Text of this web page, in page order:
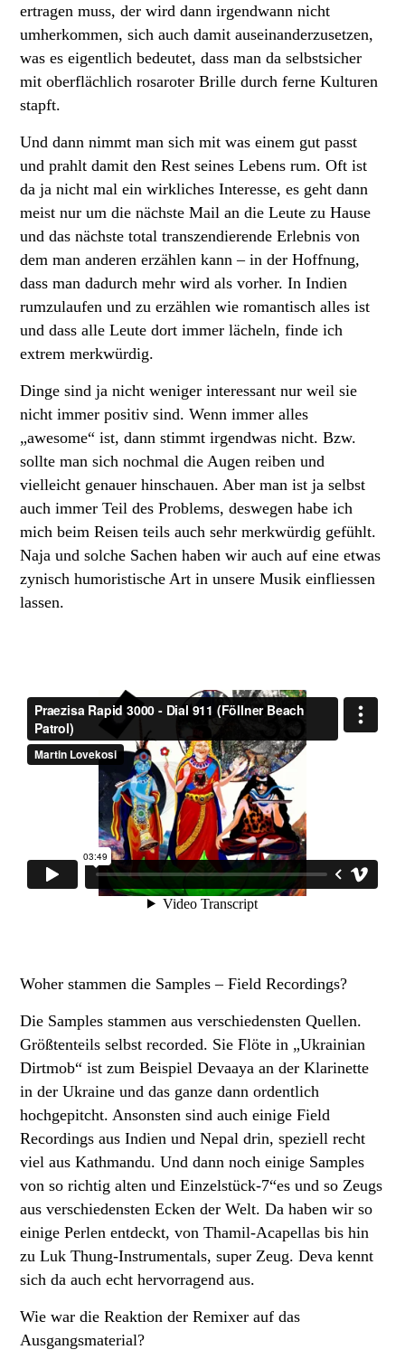
ertragen muss, der wird dann irgendwann nicht
umherkommen, sich auch damit auseinanderzusetzen,
was es eigentlich bedeutet, dass man da selbstsicher
mit oberflächlich rosaroter Brille durch ferne Kulturen
stapft.
Und dann nimmt man sich mit was einem gut passt
und prahlt damit den Rest seines Lebens rum. Oft ist
da ja nicht mal ein wirkliches Interesse, es geht dann
meist nur um die nächste Mail an die Leute zu Hause
und das nächste total transzendierende Erlebnis von
dem man anderen erzählen kann – in der Hoffnung,
dass man dadurch mehr wird als vorher. In Indien
rumzulaufen und zu erzählen wie romantisch alles ist
und dass alle Leute dort immer lächeln, finde ich
extrem merkwürdig.
Dinge sind ja nicht weniger interessant nur weil sie
nicht immer positiv sind. Wenn immer alles
„awesome“ ist, dann stimmt irgendwas nicht. Bzw.
sollte man sich nochmal die Augen reiben und
vielleicht genauer hinschauen. Aber man ist ja selbst
auch immer Teil des Problems, deswegen habe ich
mich beim Reisen teils auch sehr merkwürdig gefühlt.
Naja und solche Sachen haben wir auch auf eine etwas
zynisch humoristische Art in unsere Musik einfliessen
lassen.
Woher stammen die Samples – Field Recordings?
Die Samples stammen aus verschiedensten Quellen.
Größtenteils selbst recorded. Sie Flöte in „Ukrainian
Dirtmob“ ist zum Beispiel Devaaya an der Klarinette
in der Ukraine und das ganze dann ordentlich
hochgepitcht. Ansonsten sind auch einige Field
Recordings aus Indien und Nepal drin, speziell recht
viel aus Kathmandu. Und dann noch einige Samples
von so richtig alten und Einzelstück-7“es und so Zeugs
aus verschiedensten Ecken der Welt. Da haben wir so
einige Perlen entdeckt, von Thamil-Acapellas bis hin
zu Luk Thung-Instrumentals, super Zeug. Deva kennt
sich da auch echt hervorragend aus.
Wie war die Reaktion der Remixer auf das
Ausgangsmaterial?